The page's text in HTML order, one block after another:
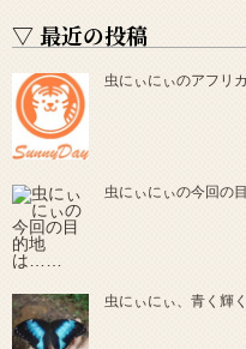
▽ 最近の投稿
虫にぃにぃのアフリ
虫にぃにぃの今回の
虫にぃにぃ、青く輝